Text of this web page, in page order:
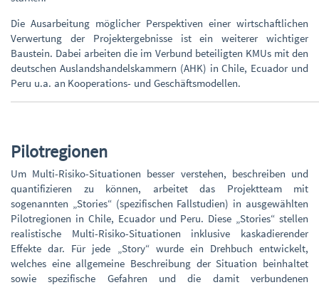
Die Ausarbeitung möglicher Perspektiven einer wirtschaftlichen
Verwertung der Projektergebnisse ist ein weiterer wichtiger
Baustein. Dabei arbeiten die im Verbund beteiligten KMUs mit den
deutschen Auslandshandelskammern (AHK) in Chile, Ecuador und
Peru u.a. an Kooperations- und Geschäftsmodellen.
Pilotregionen
Um Multi-Risiko-Situationen besser verstehen, beschreiben und
quantifizieren zu können, arbeitet das Projektteam mit
sogenannten „Stories“ (spezifischen Fallstudien) in ausgewählten
Pilotregionen in Chile, Ecuador und Peru. Diese „Stories“ stellen
realistische Multi-Risiko-Situationen inklusive kaskadierender
Effekte dar. Für jede „Story“ wurde ein Drehbuch entwickelt,
welches eine allgemeine Beschreibung der Situation beinhaltet
sowie spezifische Gefahren und die damit verbundenen